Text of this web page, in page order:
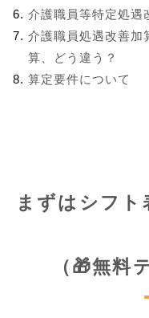
介護職員等特定処遇
介護職員処遇改善加
算、どう違う？
算定要件について
まずはシフ
（🎁無料